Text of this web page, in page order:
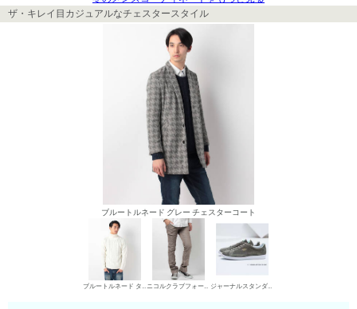
ザ・キレイ目カジュアルなチェスタースタイル
ブルートルネード グレー チェスターコート
ブルートルネード タートルネックセーター ニコルクラブフォーメン デニムパンツ・ジーンズ ジャーナルスタンダード ローカットスニーカー